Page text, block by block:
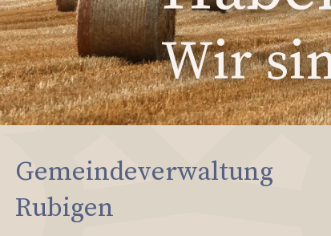
Wir
Gemeindeverwaltung
Rubigen